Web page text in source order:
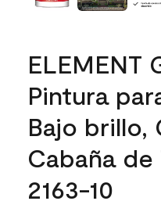
ELEMENT
Pintura
Bajo brillo,
Cabaña de
2163-10